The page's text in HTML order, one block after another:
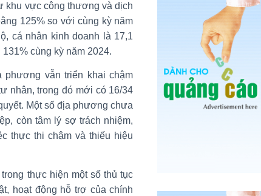
khu vực công thương và dịch
125% so với cùng kỳ năm
cá nhân kinh doanh là 17,1
cùng kỳ năm 2024.
phương vẫn triển khai chậm
nhân, trong đó mới có 16/34
Một số địa phương chưa
còn tâm lý sợ trách nhiệm,
thực thi chậm và thiếu hiệu
thực hiện một số thủ tục
hoạt động hỗ trợ của chính